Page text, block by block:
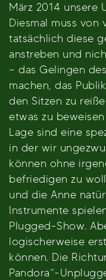
März 2014 unsere
Diesmal muss von
tatsächlich diese
anstreben und
– das Gelingen
machen, das
den Sitzen zu
etwas zu
Lage sind eine
in der wir
können ohne
befriedigen zu
und die Anne
Instrumente
Plugged-Show.
logischerweise
können. Die
Pandora“-